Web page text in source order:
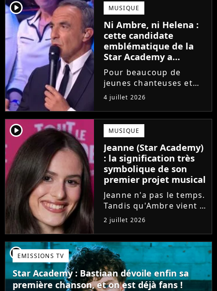
gagnante de la dernière
saison de la Star
Academy annonce les
dates de sa...
player2 MUSIQUE
Ni Ambre, ni Helena :
cette candidate
emblématique de la
Star Academy a
souffert après
l'émission, "J'étais
traitée de potiche"
Pour beaucoup de
jeunes chanteuses et
chanteurs, la Star
Academy est un rêve.
Mais comme l'a rappelé
une ancienne gagnante,
l'émission de TF1 n'est
pas toujours simple à
vivre.
4 juillet 2026
player2 MUSIQUE
Jeanne (Star Academy)
: la signification très
symbolique de son
premier projet musical
Jeanne n'a pas le temps.
Tandis qu'Ambre vient à
peine de dévoiler son
premier single, l'ex-
candidate de la Star
Academy s'apprête à
sortir un troisième titre
(Les règles) et vient...
2 juillet 2026
player2EMISSIONS TV
Star Academy : Bastiaan dévoile enfin sa
première chanson, et on est déjà fans !